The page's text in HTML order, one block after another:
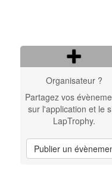
Organisateur ?
Partagez vos
sur l'application et le
LapTrophy.
Publier un